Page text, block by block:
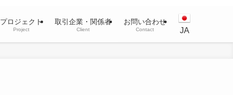
プロジェクト
Project
取引企業・関係者
Client
お問い合わせ
Contact JA